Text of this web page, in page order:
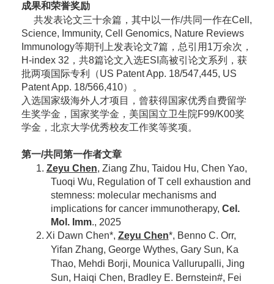
成果和荣誉奖励
共发表论文三十余篇，其中以一作/共同一作在Cell,
Science, Immunity, Cell Genomics, Nature Reviews
Immunology等期刊上发表论文7篇，总引用1万余次，
H-index 32，共8篇论文入选ESI高被引论文系列，获
批两项国际专利（US Patent App. 18/547,445, US
Patent App. 18/566,410）。
入选国家级海外人才项目，曾获得国家优秀自费留学
生奖学金，国家奖学金，美国国立卫生院F99/K00奖
学金，北京大学优秀校友工作奖等奖项。
第一/共同第一作者文章
1. Zeyu Chen, Ziang Zhu, Taidou Hu, Chen Yao,
Tuoqi Wu, Regulation of T cell exhaustion and
stemness: molecular mechanisms and
implications for cancer immunotherapy, Cel.
Mol. Imm., 2025
2. Xi Dawn Chen*, Zeyu Chen*, Benno C. Orr,
Yifan Zhang, George Wythes, Gary Sun, Ka
Thao, Mehdi Borji, Mounica Vallurupalli, Jing
Sun, Haiqi Chen, Bradley E. Bernstein#, Fei